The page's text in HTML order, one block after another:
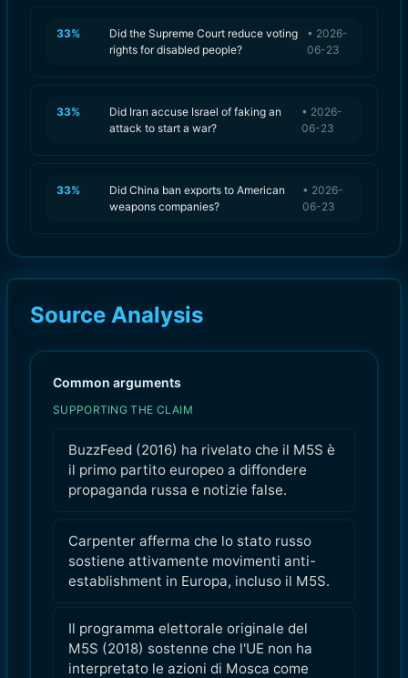
33%
Did the Supreme Court reduce voting
rights for disabled people?
• 2026-
06-23
33%
Did Iran accuse Israel of faking an
attack to start a war?
• 2026-
06-23
33%
Did China ban exports to American
weapons companies?
• 2026-
06-23
Source Analysis
Common arguments
SUPPORTING THE CLAIM
BuzzFeed (2016) ha rivelato che il M5S è
il primo partito europeo a diffondere
propaganda russa e notizie false.
Carpenter afferma che lo stato russo
sostiene attivamente movimenti anti-
establishment in Europa, incluso il M5S.
Il programma elettorale originale del
M5S (2018) sostenne che l'UE non ha
interpretato le azioni di Mosca come